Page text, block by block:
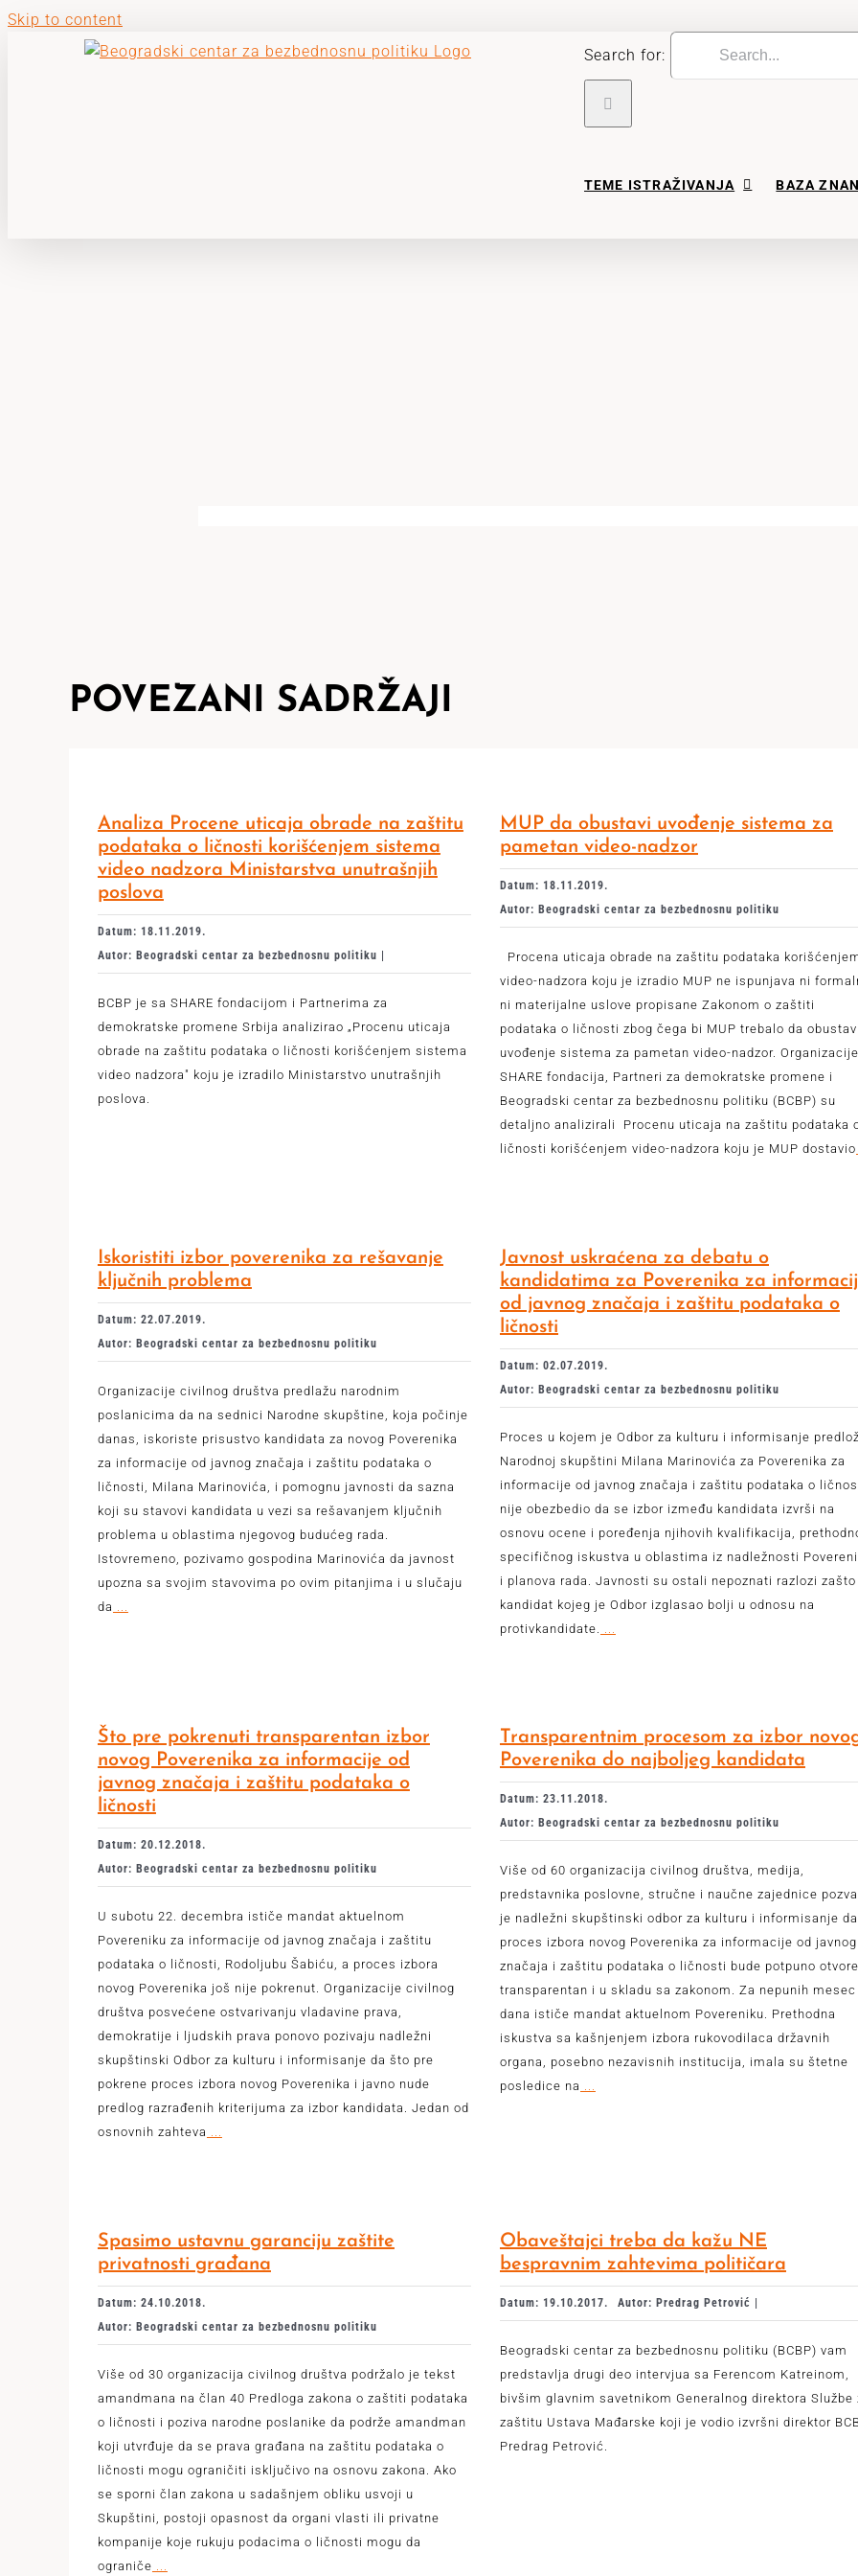
Skip to content
Search for:
TEME ISTRAŽIVANJA BAZA
POVEZANI SADRŽAJI
Analiza Procene uticaja obrade na zaštitu
podataka o ličnosti korišćenjem sistema
video nadzora Ministarstva unutrašnjih
poslova
Datum: 18.11.2019.
Autor: Beogradski centar za bezbednosnu politiku |
BCBP je sa SHARE fondacijom i Partnerima za
demokratske promene Srbija analizirao „Procenu uticaja
obrade na zaštitu podataka o ličnosti korišćenjem sistema
video nadzora" koju je izradilo Ministarstvo unutrašnjih
poslova.
MUP da obustavi uvođenje sistema za
pametan video-nadzor
Datum: 18.11.2019.
Autor: Beogradski centar za bezbednosnu politiku
Procena uticaja obrade na zaštitu podataka
video-nadzora koju je izradio MUP ne ispunjava ni
ni materijalne uslove propisane Zakonom o zaštiti
podataka o ličnosti zbog čega bi MUP trebalo da obustavi
uvođenje sistema za pametan video-nadzor. Organizacije
SHARE fondacija, Partneri za demokratske promene i
Beogradski centar za bezbednosnu politiku (BCBP) su
detaljno analizirali Procenu uticaja na zaštitu podataka
ličnosti korišćenjem video-nadzora koju je MUP dostavio
Iskoristiti izbor poverenika za rešavanje
ključnih problema
Datum: 22.07.2019.
Autor: Beogradski centar za bezbednosnu politiku
Organizacije civilnog društva predlažu narodnim
poslanicima da na sednici Narodne skupštine, koja počinje
danas, iskoriste prisustvo kandidata za novog Poverenika
za informacije od javnog značaja i zaštitu podataka o
ličnosti, Milana Marinovića, i pomognu javnosti da sazna
koji su stavovi kandidata u vezi sa rešavanjem ključnih
problema u oblastima njegovog budućeg rada.
Istovremeno, pozivamo gospodina Marinovića da javnost
upozna sa svojim stavovima po ovim pitanjima i u slučaju
da
Javnost uskraćena za debatu o
kandidatima za Poverenika za
od javnog značaja i zaštitu podataka o
ličnosti
Datum: 02.07.2019.
Autor: Beogradski centar za bezbednosnu politiku
Proces u kojem je Odbor za kulturu i informisanje
Narodnoj skupštini Milana Marinovića za Poverenika za
informacije od javnog značaja i zaštitu podataka o
nije obezbedio da se izbor između kandidata izvrši na
osnovu ocene i poređenja njihovih kvalifikacija,
specifičnog iskustva u oblastima iz nadležnosti
i planova rada. Javnosti su ostali nepoznati razlozi zašto
kandidat kojeg je Odbor izglasao bolji u odnosu na
protivkandidate.
Što pre pokrenuti transparentan izbor
novog Poverenika za informacije od
javnog značaja i zaštitu podataka o
ličnosti
Datum: 20.12.2018.
Autor: Beogradski centar za bezbednosnu politiku
U subotu 22. decembra ističe mandat aktuelnom
Povereniku za informacije od javnog značaja i zaštitu
podataka o ličnosti, Rodoljubu Šabiću, a proces izbora
novog Poverenika još nije pokrenut. Organizacije civilnog
društva posvećene ostvarivanju vladavine prava,
demokratije i ljudskih prava ponovo pozivaju nadležni
skupštinski Odbor za kulturu i informisanje da što pre
pokrene proces izbora novog Poverenika i javno nude
predlog razrađenih kriterijuma za izbor kandidata. Jedan od
osnovnih zahteva ...
Transparentnim procesom za izbor
Poverenika do najboljeg kandidata
Datum: 23.11.2018.
Autor: Beogradski centar za bezbednosnu politiku
Više od 60 organizacija civilnog društva, medija,
predstavnika poslovne, stručne i naučne zajednice
je nadležni skupštinski odbor za kulturu i informisanje da
proces izbora novog Poverenika za informacije od javnog
značaja i zaštitu podataka o ličnosti bude potpuno
transparentan i u skladu sa zakonom. Za nepunih mesec
dana ističe mandat aktuelnom Povereniku. Prethodna
iskustva sa kašnjenjem izbora rukovodilaca državnih
organa, posebno nezavisnih institucija, imala su štetne
posledice na ...
Spasimo ustavnu garanciju zaštite
privatnosti građana
Datum: 24.10.2018.
Autor: Beogradski centar za bezbednosnu politiku
Više od 30 organizacija civilnog društva podržalo je tekst
amandmana na član 40 Predloga zakona o zaštiti podataka
o ličnosti i poziva narodne poslanike da podrže amandman
koji utvrđuje da se prava građana na zaštitu podataka o
ličnosti mogu ograničiti isključivo na osnovu zakona. Ako
se sporni član zakona u sadašnjem obliku usvoji u
Skupštini, postoji opasnost da organi vlasti ili privatne
kompanije koje rukuju podacima o ličnosti mogu da
ograniče ...
Obaveštajci treba da kažu NE
bespravnim zahtevima političara
Datum: 19.10.2017. Autor: Predrag Petrović |
Beogradski centar za bezbednosnu politiku (BCBP) vam
predstavlja drugi deo intervjua sa Ferencom Katreinom,
bivšim glavnim savetnikom Generalnog direktora Službe
zaštitu Ustava Mađarske koji je vodio izvršni direktor
Predrag Petrović.